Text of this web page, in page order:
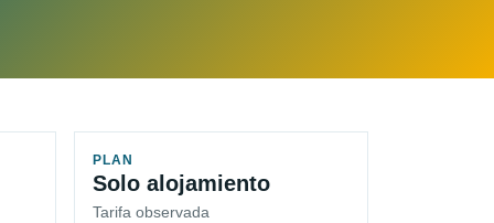
PLAN
Solo alojamiento
Tarifa observada